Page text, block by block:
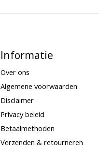
Informatie
Over ons
Algemene voorwaarden
Disclaimer
Privacy beleid
Betaalmethoden
Verzenden & retourneren